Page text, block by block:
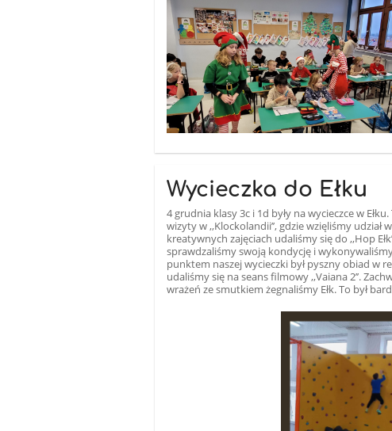
Wycieczka do Ełku
4 grudnia klasy 3c i 1d były na wycieczce w
wizyty w ,,Klockolandii’’, gdzie wzięliśmy
kreatywnych zajęciach udaliśmy się do ,,Hop
sprawdzaliśmy swoją kondycję i
punktem naszej wycieczki był pyszny obiad w
udaliśmy się na seans filmowy ,,Vaiana 2’’.
wrażeń ze smutkiem żegnaliśmy Ełk. To był